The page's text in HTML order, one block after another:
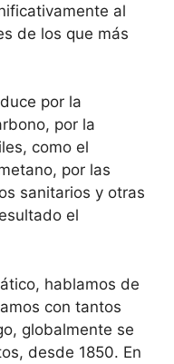
al
de los que más
por la
por la
como el
por las
sanitarios y otras
el
hablamos de
con tantos
globalmente se
desde 1850. En